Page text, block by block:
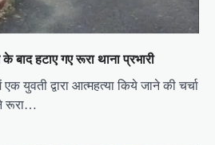
हटाए गए रूरा थाना प्रभारी
युवती द्वारा आत्महत्या किये जाने की चर्चा
रूरा…